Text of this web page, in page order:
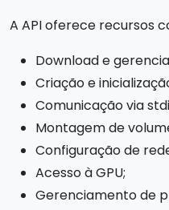
A API oferece recursos
Download e
Criação e
Comunicação via
Montagem de
Configuração de
Acesso à GPU;
Gerenciamento de